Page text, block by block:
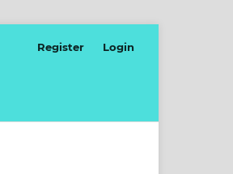
Register Login